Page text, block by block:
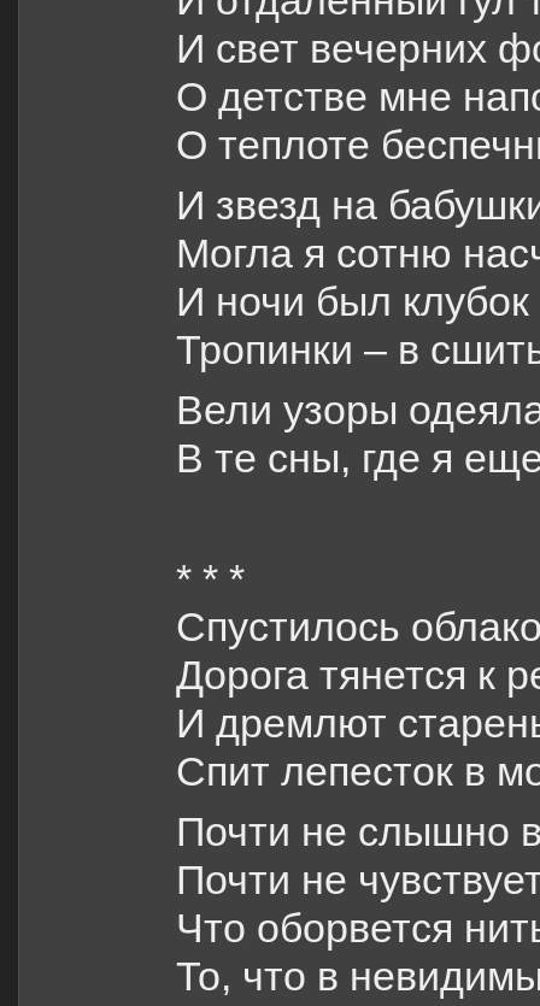
И свет вечерних
О детстве мне
О теплоте
И звезд на
Могла я сотню
И ночи был
Тропинки – в
Вели узоры
В те сны, где я
* * *
Спустилось
Дорога тянется к
И дремлют
Спит лепесток в
Почти не слышно
Почти не
Что оборвется
То, что в